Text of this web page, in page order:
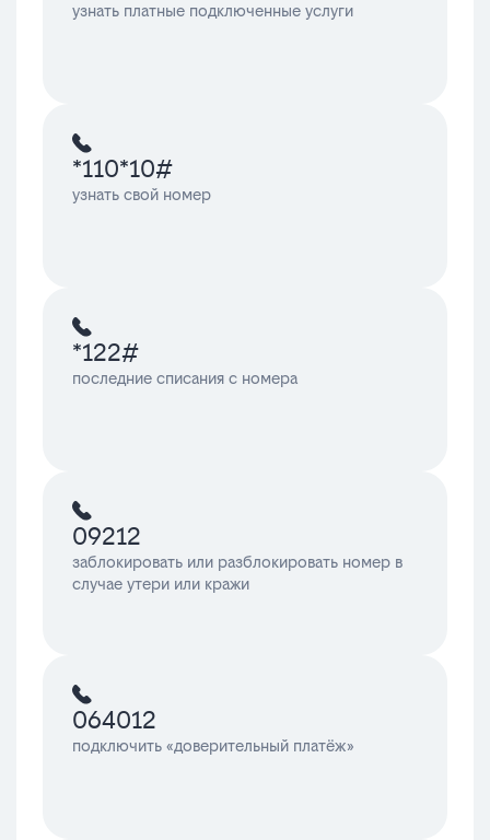
узнать платные подключенные услуги
*110*10#
узнать свой номер
*122#
последние списания с номера
09212
заблокировать или разблокировать номер в
случае утери или кражи
064012
подключить «доверительный платёж»